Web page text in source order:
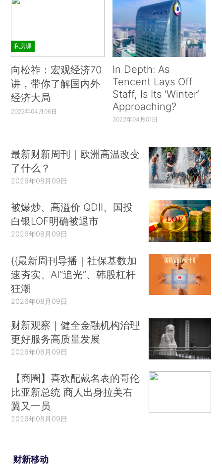
私房课
向松祚：宏观经济70
讲，带你了解国内外
经济大局
2022年04月06日
In Depth: As
Tencent Lays Off
Staff, Is Its ‘Winter’
Approaching?
2022年04月01日
最新财新周刊｜欧洲高温改变
了什么？
2026年08月09日
被爆炒、高溢价 QDII、国投
白银LOF明确被退市
2026年08月09日
{{最新周刊导播｜社保基数加
速夯实、AI“追光”、韩股杠杆
狂潮
2026年08月09日
财新观察｜健全金融机构治理
更好服务高质量发展
2026年08月09日
【商圈】喜欢配戴名表的哥伦
比亚新总统 商人出身拉美右
翼又一员
2026年08月09日
财新移动